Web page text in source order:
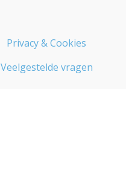
Privacy & Cookies
Veelgestelde vragen